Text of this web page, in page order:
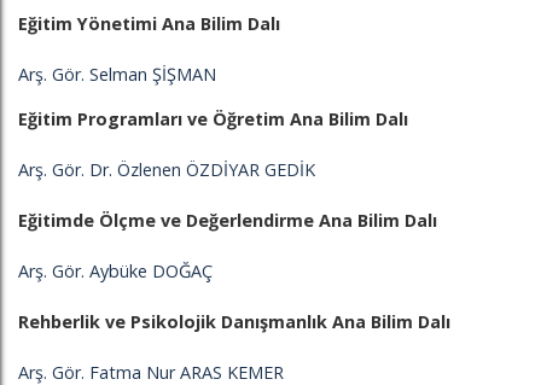
Eğitim Yönetimi Ana Bilim Dalı
Arş. Gör. Selman ŞİŞMAN
Eğitim Programları ve Öğretim Ana Bilim Dalı
Arş. Gör. Dr. Özlenen ÖZDİYAR GEDİK
Eğitimde Ölçme ve Değerlendirme Ana Bilim Dalı
Arş. Gör. Aybüke DOĞAÇ
Rehberlik ve Psikolojik Danışmanlık Ana Bilim Dalı
Arş. Gör. Fatma Nur ARAS KEMER